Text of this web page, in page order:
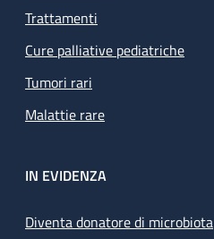
Trattamenti
Cure palliative pediatriche
Tumori rari
Malattie rare
IN EVIDENZA
Diventa donatore di microbiota